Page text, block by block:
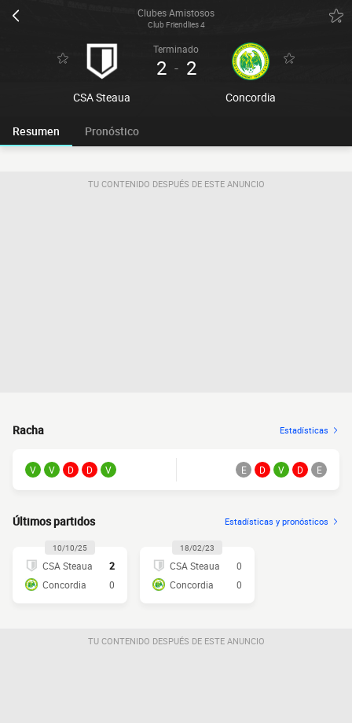
Clubes Amistosos
Club Friendlies 4
CSA Steaua
Terminado
2 - 2
Concordia
Resumen Pronóstico
TU CONTENIDO DESPUÉS DE ESTE ANUNCIO
Racha Estadísticas
V V D D V E D V D E
Últimos partidos Estadísticas y pronósticos
10/10/25
CSA Steaua
2
Concordia
0
18/02/23
CSA Steaua
0
Concordia
0
TU CONTENIDO DESPUÉS DE ESTE ANUNCIO